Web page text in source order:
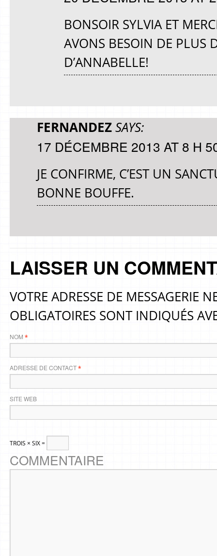
BONSOIR SYLVIA ET
AVONS BESOIN DE PLUS
D’ANNABELLE!
FERNANDEZSAYS:
17 DÉCEMBRE 2013 AT 8 H
JE CONFIRME, C’EST UN
BONNE BOUFFE.
LAISSER UN
VOTRE ADRESSE DE MESSAGERIE
OBLIGATOIRES SONT INDIQUÉS
NOM *
ADRESSE DE CONTACT*
SITE WEB
TROIS × SIX =
COMMENTAIRE